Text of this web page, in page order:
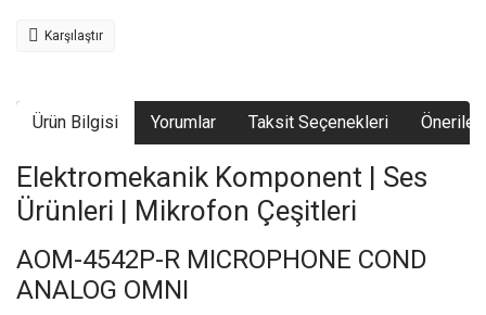
Karşılaştır
Ürün Bilgisi Yorumlar Taksit Seçenekleri
Elektromekanik Komponent | Ses
Ürünleri | Mikrofon Çeşitleri
AOM-4542P-R MICROPHONE COND
ANALOG OMNI